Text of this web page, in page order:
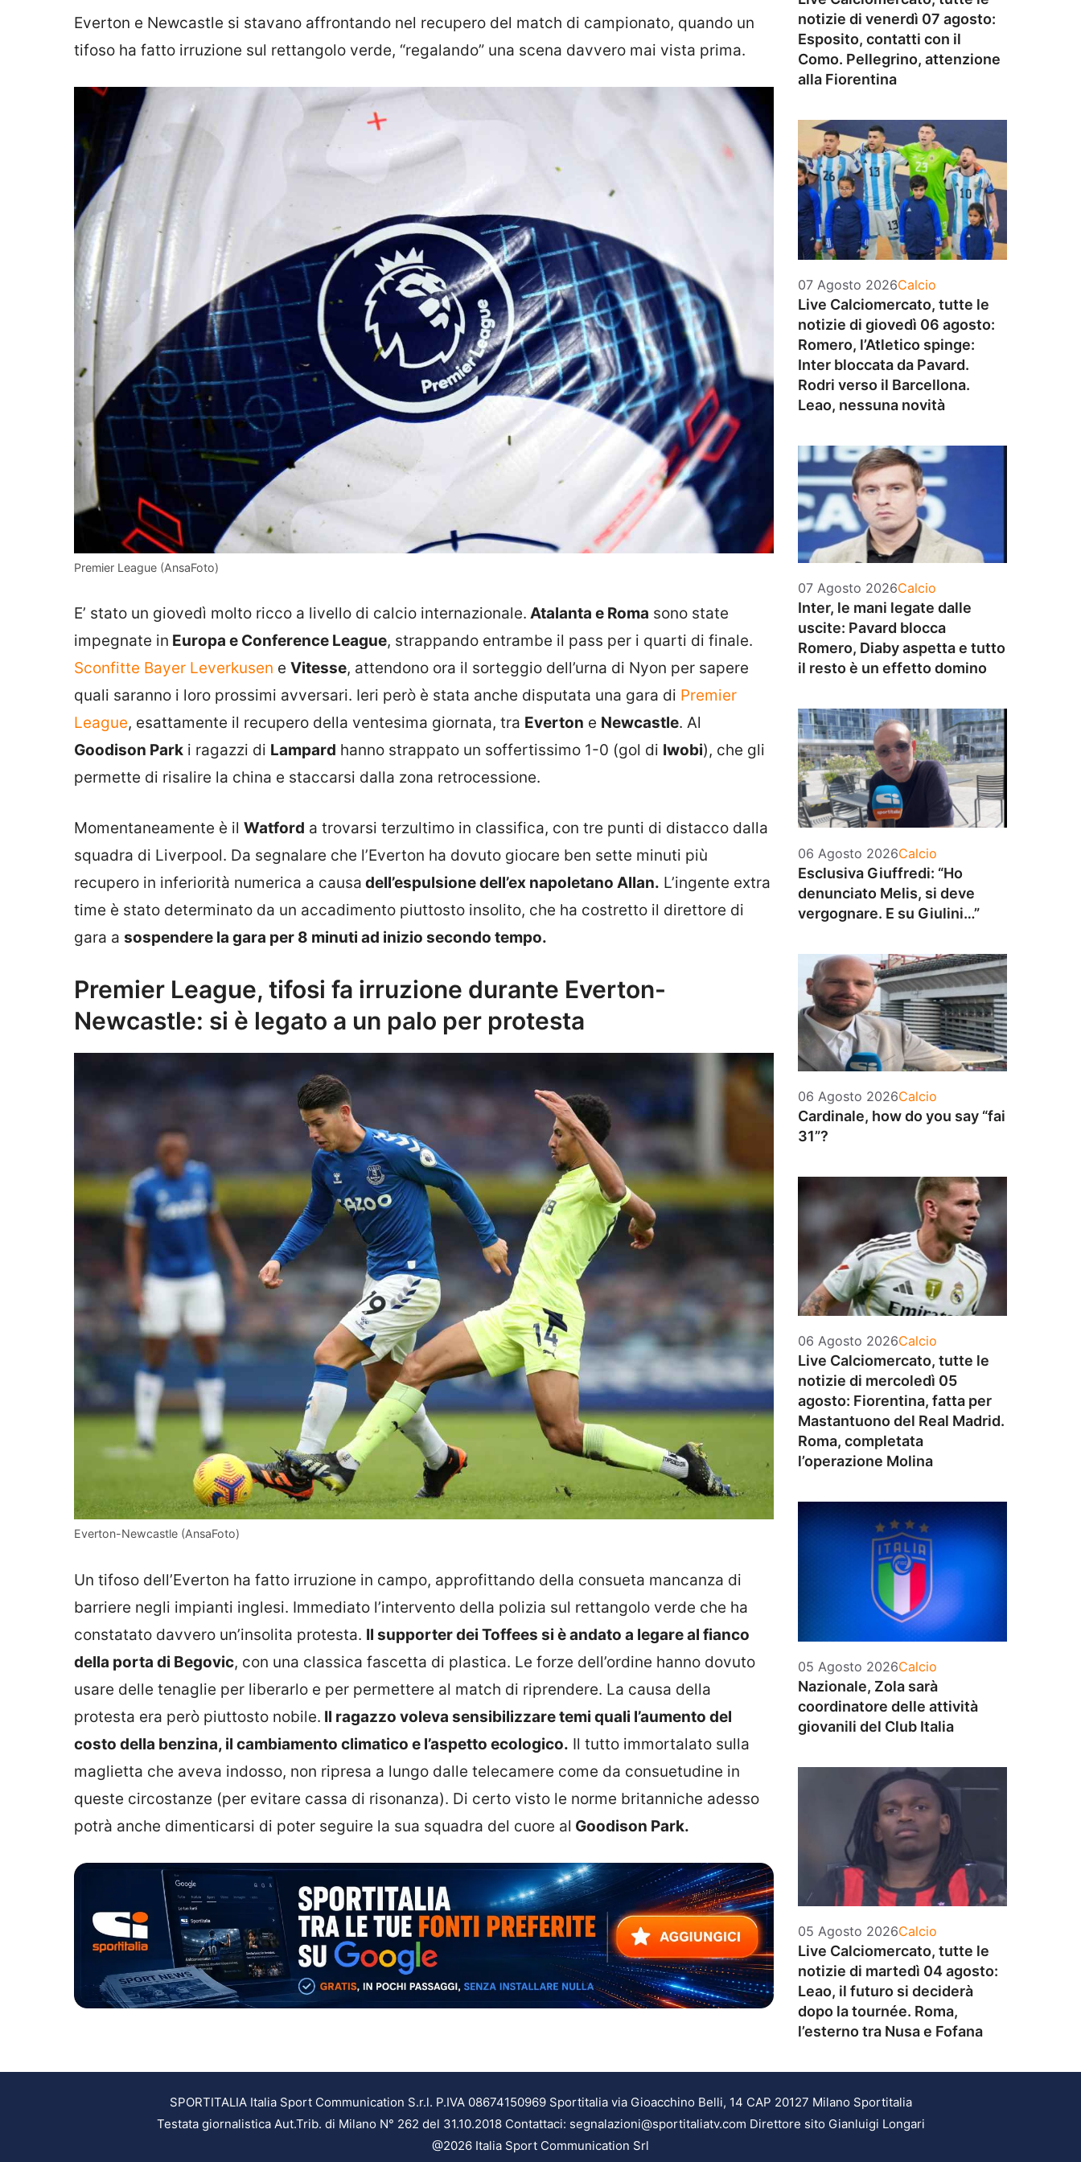
Everton e Newcastle si stavano affrontando nel recupero del match di campionato, quando un
tifoso ha fatto irruzione sul rettangolo verde, “regalando” una scena davvero mai vista prima.
Premier League (AnsaFoto)
E’ stato un giovedì molto ricco a livello di calcio internazionale. Atalanta e Roma sono state
impegnate in Europa e Conference League, strappando entrambe il pass per i quarti di finale.
Sconfitte Bayer Leverkusen e Vitesse, attendono ora il sorteggio dell’urna di Nyon per sapere
quali saranno i loro prossimi avversari. Ieri però è stata anche disputata una gara di Premier
League, esattamente il recupero della ventesima giornata, tra Everton e Newcastle. Al
Goodison Park i ragazzi di Lampard hanno strappato un soffertissimo 1-0 (gol di Iwobi), che gli
permette di risalire la china e staccarsi dalla zona retrocessione.
Momentaneamente è il Watford a trovarsi terzultimo in classifica, con tre punti di distacco dalla
squadra di Liverpool. Da segnalare che l’Everton ha dovuto giocare ben sette minuti più
recupero in inferiorità numerica a causa dell’espulsione dell’ex napoletano Allan. L’ingente extra
time è stato determinato da un accadimento piuttosto insolito, che ha costretto il direttore di
gara a sospendere la gara per 8 minuti ad inizio secondo tempo.
Premier League, tifosi fa irruzione durante Everton-
Newcastle: si è legato a un palo per protesta
Everton-Newcastle (AnsaFoto)
Un tifoso dell’Everton ha fatto irruzione in campo, approfittando della consueta mancanza di
barriere negli impianti inglesi. Immediato l’intervento della polizia sul rettangolo verde che ha
constatato davvero un’insolita protesta. Il supporter dei Toffees si è andato a legare al fianco
della porta di Begovic, con una classica fascetta di plastica. Le forze dell’ordine hanno dovuto
usare delle tenaglie per liberarlo e per permettere al match di riprendere. La causa della
protesta era però piuttosto nobile. Il ragazzo voleva sensibilizzare temi quali l’aumento del
costo della benzina, il cambiamento climatico e l’aspetto ecologico. Il tutto immortalato sulla
maglietta che aveva indosso, non ripresa a lungo dalle telecamere come da consuetudine in
queste circostanze (per evitare cassa di risonanza). Di certo visto le norme britanniche adesso
potrà anche dimenticarsi di poter seguire la sua squadra del cuore al Goodison Park.
notizie di venerdì 07 agosto:
Esposito, contatti con il
Como. Pellegrino, attenzione
alla Fiorentina
07 Agosto 2026Categorie
Calcio
Live Calciomercato, tutte le
notizie di giovedì 06 agosto:
Romero, l’Atletico spinge:
Inter bloccata da Pavard.
Rodri verso il Barcellona.
Leao, nessuna novità
07 Agosto 2026Categorie
Calcio
Inter, le mani legate dalle
uscite: Pavard blocca
Romero, Diaby aspetta e tutto
il resto è un effetto domino
06 Agosto 2026Categorie
Calcio
Esclusiva Giuffredi: “Ho
denunciato Melis, si deve
vergognare. E su Giulini…”
06 Agosto 2026Categorie
Calcio
Cardinale, how do you say “fai
31”?
06 Agosto 2026Categorie
Calcio
Live Calciomercato, tutte le
notizie di mercoledì 05
agosto: Fiorentina, fatta per
Mastantuono del Real Madrid.
Roma, completata
l’operazione Molina
05 Agosto 2026Categorie
Calcio
Nazionale, Zola sarà
coordinatore delle attività
giovanili del Club Italia
05 Agosto 2026Categorie
Calcio
Live Calciomercato, tutte le
notizie di martedì 04 agosto:
Leao, il futuro si deciderà
dopo la tournée. Roma,
l’esterno tra Nusa e Fofana
SPORTITALIA Italia Sport Communication S.r.l. P.IVA 08674150969 Sportitalia via Gioacchino Belli, 14 CAP 20127 Milano Sportitalia
Testata giornalistica Aut.Trib. di Milano N° 262 del 31.10.2018 Contattaci: segnalazioni@sportitaliatv.com Direttore sito Gianluigi Longari
@2026 Italia Sport Communication Srl